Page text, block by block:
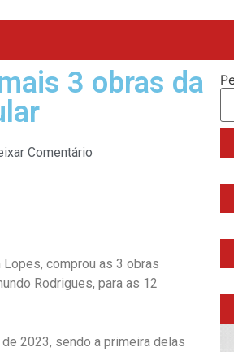
3 obras da
Comentário
comprou as 3 obras
Rodrigues, para as 12
2023, sendo a primeira delas